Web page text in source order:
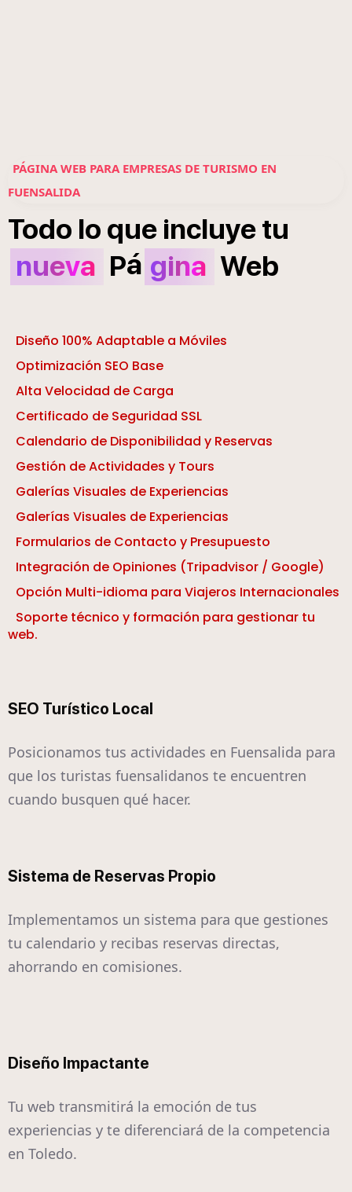
PÁGINA WEB PARA EMPRESAS DE TURISMO EN
FUENSALIDA
Todo lo que incluyetu
nueva Pá gina Web
Diseño 100% Adaptable a Móviles
Optimización SEO Base
Alta Velocidad de Carga
Certificado de Seguridad SSL
Calendario de Disponibilidad y Reservas
Gestión de Actividades y Tours
Galerías Visuales de Experiencias
Galerías Visuales de Experiencias
Formularios de Contacto y Presupuesto
Integración de Opiniones (Tripadvisor / Google)
Opción Multi-idioma para Viajeros Internacionales
Soporte técnico y formación para gestionar tu
web.
SEO Turístico Local
Posicionamos tus actividades en Fuensalida para
que los turistas fuensalidanos te encuentren
cuando busquen qué hacer.
Sistema de Reservas Propio
Implementamos un sistema para que gestiones
tu calendario y recibas reservas directas,
ahorrando en comisiones.
Diseño Impactante
Tu web transmitirá la emoción de tus
experiencias y te diferenciará de la competencia
en Toledo.